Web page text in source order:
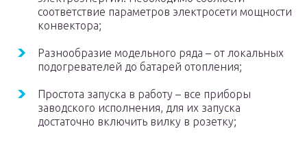
соответствие параметров электросети мощности
конвектора;
Разнообразие модельного ряда – от локальных
подогревателей до батарей отопления;
Простота запуска в работу – все приборы
заводского исполнения, для их запуска
достаточно включить вилку в розетку;